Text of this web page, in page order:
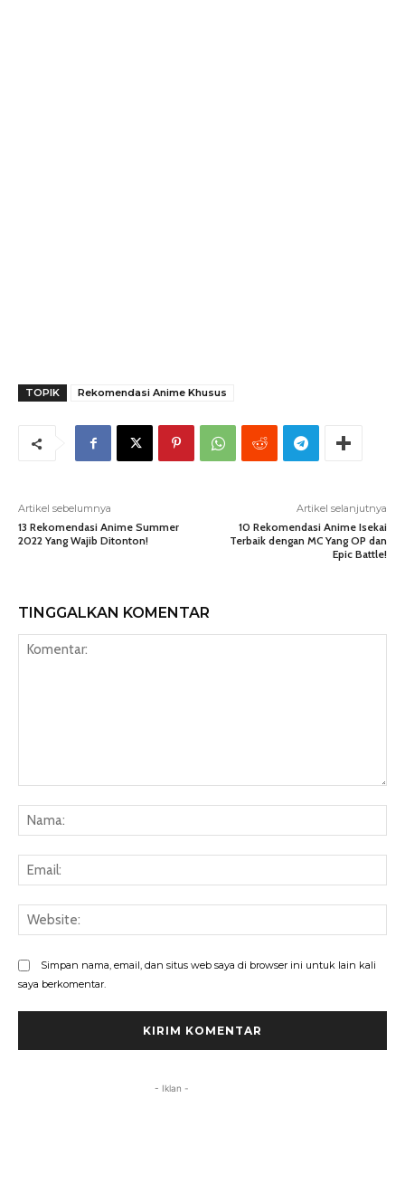
TOPIK Rekomendasi Anime Khusus
Artikel sebelumnya
13 Rekomendasi Anime Summer
2022 Yang Wajib Ditonton!
Artikel selanjutnya
10 Rekomendasi Anime Isekai
Terbaik dengan MC Yang OP dan
Epic Battle!
TINGGALKAN KOMENTAR
Simpan nama, email, dan situs web saya di browser ini untuk lain kali
saya berkomentar.
- Iklan -